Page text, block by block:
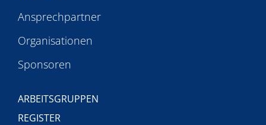
Ansprechpartner
Organisationen
Sponsoren
ARBEITSGRUPPEN
REGISTER